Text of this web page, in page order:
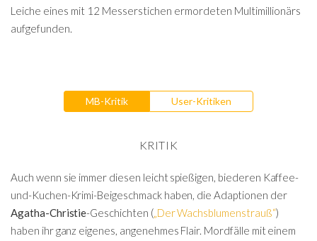
Leiche eines mit 12 Messerstichen ermordeten Multimillionärs
aufgefunden.
MB-Kritik User-Kritiken
KRITIK
Auch wenn sie immer diesen leicht spießigen, biederen Kaffee-
und-Kuchen-Krimi-Beigeschmack haben, die Adaptionen der
Agatha-Christie-Geschichten („Der Wachsblumenstrauß“)
haben ihr ganz eigenes, angenehmes Flair. Mordfälle mit einem